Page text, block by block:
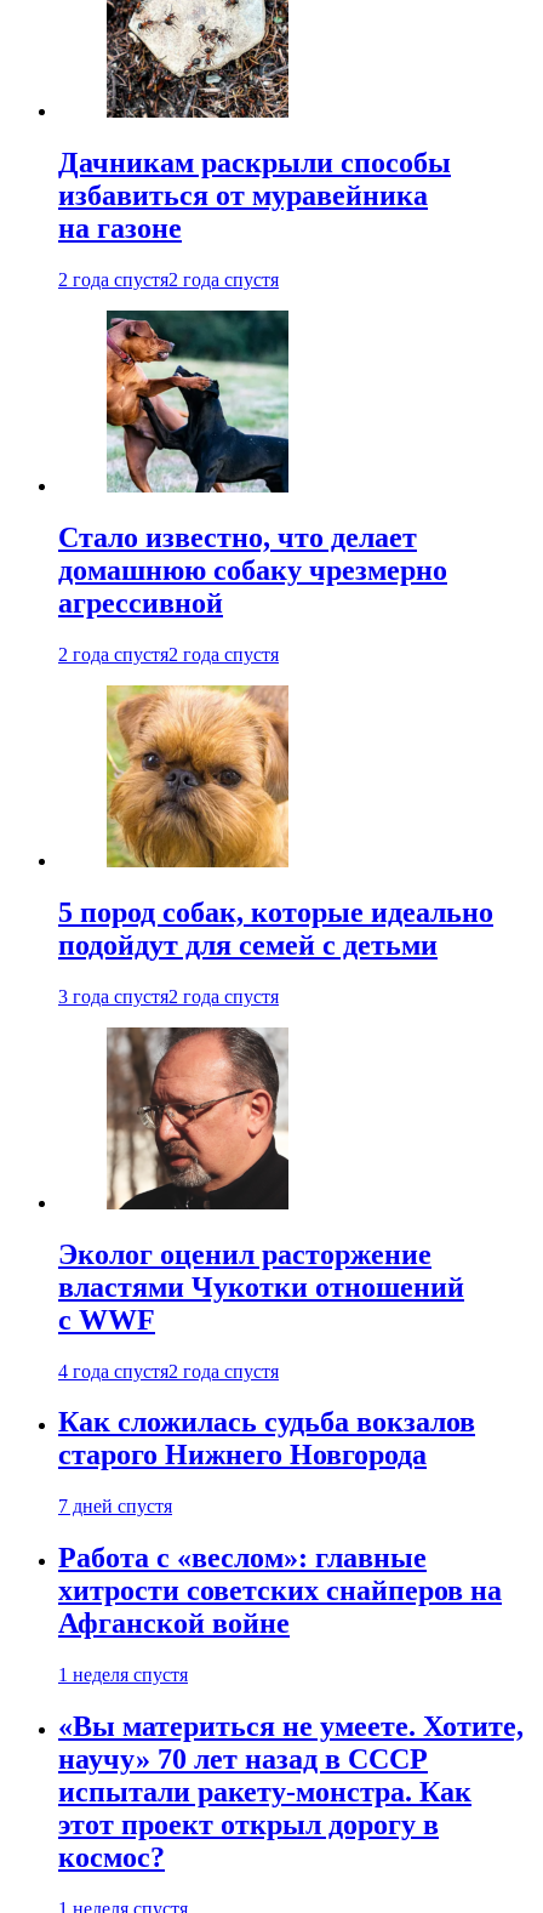
Дачникам раскрыли способы
избавиться от муравейника
на газоне
2 года спустя2 года спустя
Стало известно, что делает
домашнюю собаку чрезмерно
агрессивной
2 года спустя2 года спустя
5 пород собак, которые идеально
подойдут для семей с детьми
3 года спустя2 года спустя
Эколог оценил расторжение
властями Чукотки отношений
с WWF
4 года спустя2 года спустя
Как сложилась судьба вокзалов
старого Нижнего Новгорода
7 дней спустя
Работа с «веслом»: главные
хитрости советских снайперов на
Афганской войне
1 неделя спустя
«Вы материться не умеете. Хотите,
научу» 70 лет назад в СССР
испытали ракету-монстра. Как
этот проект открыл дорогу в
космос?
1 неделя спустя